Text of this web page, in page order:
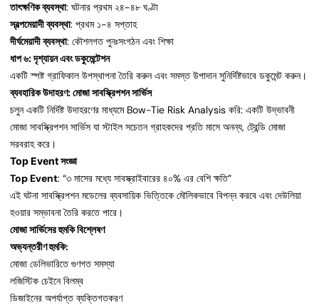
তাৎক্ষণিক ব্যবস্থা: ঘটনার প্রথম ২৪-৪৮ ঘণ্টা
স্বল্পমেয়াদী ব্যবস্থা: প্রথম ১-৪ সপ্তাহ
দীর্ঘমেয়াদী ব্যবস্থা: কৌশলগত পুনঃসংগঠন এবং শিক্ষা
ধাপ ৬: দৃশ্যায়ন এবং ডকুমেন্টেশন
একটি স্পষ্ট গ্রাফিকাল উপস্থাপনা তৈরি করুন এবং সমস্ত উপাদান সুনির্দিষ্টভাবে ডকুমেন্ট করুন।
ব্যবহারিক উদাহরণ: মোজা সাবস্ক্রিপশন সার্ভিস
চলুন একটি নির্দিষ্ট উদাহরণের মাধ্যমে Bow-Tie Risk Analysis করি: একটি উদ্ভাবনী
মোজা সাবস্ক্রিপশন সার্ভিস যা স্টাইল সচেতন গ্রাহকদের প্রতি মাসে অনন্য, ট্রেন্ডি মোজা
সরবরাহ করে।
Top Event সংজ্ঞা
Top Event: “৩ মাসের মধ্যে সাবস্ক্রাইবারের ৪০% এর বেশি ক্ষতি”
এই ঘটনা সাবস্ক্রিপশন মডেলের ব্যবসায়িক ভিত্তিকে মৌলিকভাবে বিপন্ন করবে এবং দেউলিয়া
হওয়ার সম্ভাবনা তৈরি করতে পারে।
মোজা সার্ভিসের হুমকি বিশ্লেষণ
অভ্যন্তরীণ হুমকি:
মোজা ডেলিভারিতে গুণগত সমস্যা
লজিস্টিক চেইনে বিলম্ব
ডিজাইনের অপর্যাপ্ত ব্যক্তিগতকরণ